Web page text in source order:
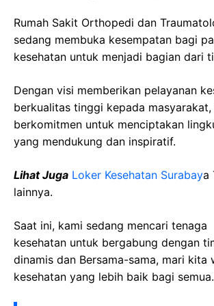
Rumah Sakit Orthopedi dan
sedang membuka kesempatan bagi
kesehatan untuk menjadi bagian dari
Dengan visi memberikan pelayanan
berkualitas tinggi kepada masyarakat,
berkomitmen untuk menciptakan
yang mendukung dan inspiratif.
Lihat Juga Loker Kesehatan Surabaya
lainnya.
Saat ini, kami sedang mencari tenaga
kesehatan untuk bergabung dengan
dinamis dan Bersama-sama, mari kita
kesehatan yang lebih baik bagi semua.